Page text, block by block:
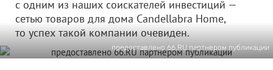
с одним из наших соискателей инвестиций —
сетью товаров для дома Candellabra Home,
то успех такой компании очевиден.
предоставлено 66.RU партнером публикации